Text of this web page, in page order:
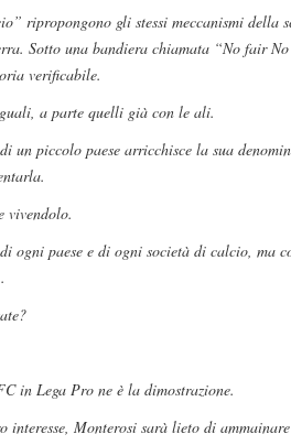
ripropongono gli stessi meccanismi
Sotto una bandiera chiamata “No fair
verificabile.
a parte quelli già con le ali.
un piccolo paese arricchisce la sua
vivendolo.
ogni paese e di ogni società di calcio, ma
in Lega Pro ne è la dimostrazione.
interesse, Monterosi sarà lieto di